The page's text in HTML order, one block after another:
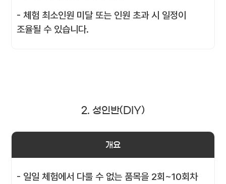
- 체험 최소인원 미달 또는 인원 초과 시 일정이
조율될 수 있습니다.
2. 성인반(DIY)
개요
- 일일 체험에서 다룰 수 없는 품목을 2회~10회차